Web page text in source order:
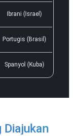
Ibrani (Israel)
Portugis (Brasil)
Spanyol (Kuba)
Diajukan